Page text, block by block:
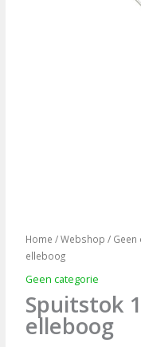
Home /Webshop / Geen
elleboog
Geen categorie
Spuitstok
elleboog